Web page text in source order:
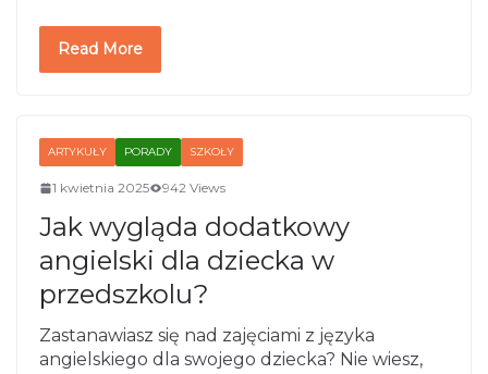
Read More
ARTYKUŁY PORADY SZKOŁY
1 kwietnia 2025 942 Views
Jak wygląda dodatkowy
angielski dla dziecka w
przedszkolu?
Zastanawiasz się nad zajęciami z języka
angielskiego dla swojego dziecka? Nie wiesz,